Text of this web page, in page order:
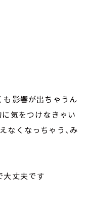
も影響が出ちゃうん
に気をつけなきゃい
なくなっちゃう、み
大丈夫です